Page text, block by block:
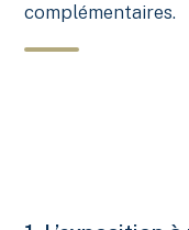
complémentaires.